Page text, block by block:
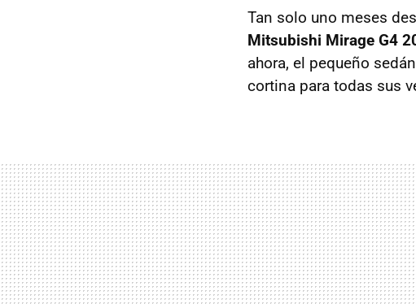
Tan solo uno meses
Mitsubishi Mirage G4
ahora, el pequeño
cortina para todas sus